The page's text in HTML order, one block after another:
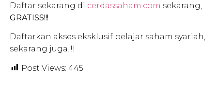
Daftar sekarang di cerdassaham.com sekarang,
GRATISS!!!
Daftarkan akses eksklusif belajar saham syariah,
sekarang juga!!!
Post Views: 445